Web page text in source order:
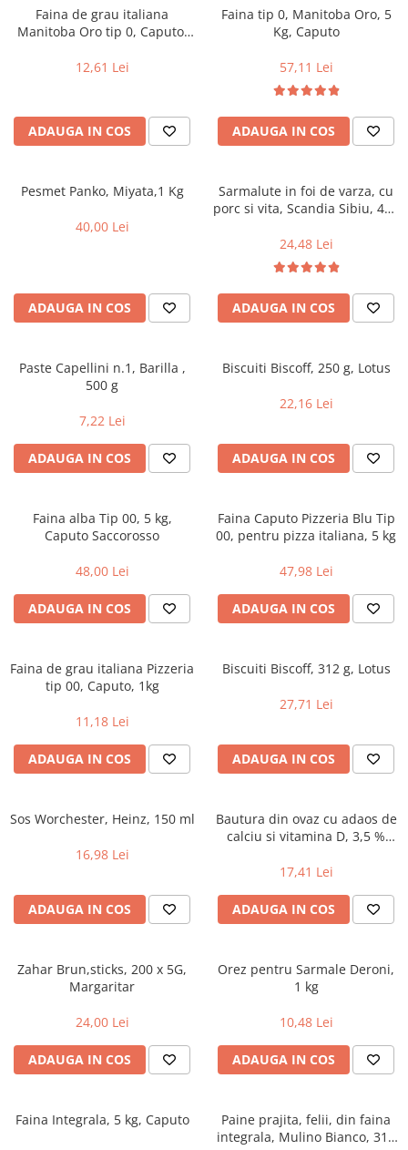
Faina de grau italiana
Manitoba Oro tip 0, Caputo,
12,61 Lei
ADAUGA IN COS
Faina tip 0, Manitoba Oro, 5
Kg, Caputo
57,11 Lei
ADAUGA IN COS
Pesmet Panko, Miyata,1 Kg
40,00 Lei
ADAUGA IN COS
Sarmalute in foi de varza, cu
porc si vita, Scandia Sibiu, 400
24,48 Lei
ADAUGA IN COS
Paste Capellini n.1, Barilla ,
500 g
7,22 Lei
ADAUGA IN COS
Biscuiti Biscoff, 250 g, Lotus
22,16 Lei
ADAUGA IN COS
Faina alba Tip 00, 5 kg,
Caputo Saccorosso
48,00 Lei
ADAUGA IN COS
Faina Caputo Pizzeria Blu Tip
00, pentru pizza italiana, 5 kg
47,98 Lei
ADAUGA IN COS
Faina de grau italiana Pizzeria
tip 00, Caputo, 1kg
11,18 Lei
ADAUGA IN COS
Biscuiti Biscoff, 312 g, Lotus
27,71 Lei
ADAUGA IN COS
Sos Worchester, Heinz, 150 ml
16,98 Lei
ADAUGA IN COS
Bautura din ovaz cu adaos de
calciu si vitamina D, 3,5 %
17,41 Lei
ADAUGA IN COS
Zahar Brun,sticks, 200 x 5G,
Margaritar
24,00 Lei
ADAUGA IN COS
Orez pentru Sarmale Deroni,
1 kg
10,48 Lei
ADAUGA IN COS
Faina Integrala, 5 kg, Caputo
Paine prajita, felii, din faina
integrala, Mulino Bianco, 315